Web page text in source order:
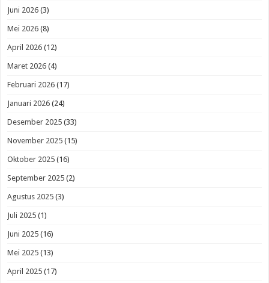
Juni 2026 (3)
Mei 2026 (8)
April 2026 (12)
Maret 2026 (4)
Februari 2026 (17)
Januari 2026 (24)
Desember 2025 (33)
November 2025 (15)
Oktober 2025 (16)
September 2025 (2)
Agustus 2025 (3)
Juli 2025 (1)
Juni 2025 (16)
Mei 2025 (13)
April 2025 (17)